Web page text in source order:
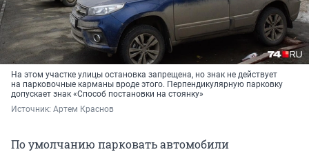
На этом участке улицы остановка запрещена, но знак не действует
на парковочные карманы вроде этого. Перпендикулярную парковку
допускает знак «Способ постановки на стоянку»
Источник: Артем Краснов
По умолчанию парковать автомобили